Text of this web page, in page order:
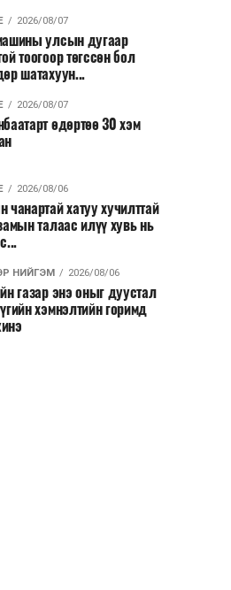
2026/08/07
улсын дугаар
тоогоор төгссөн бол
шатахуун...
2026/08/07
өдөртөө 30 хэм
2026/08/06
чанартай хатуу хучилттай
талаас илүү хувь нь
НИЙГЭМ 2026/08/06
газар энэ оныг дуустал
хэмнэлтийн горимд